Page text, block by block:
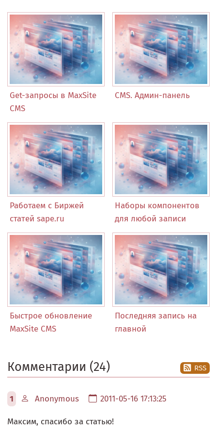
Get-запросы в MaxSite
CMS
CMS. Админ-панель
Работаем с Биржей
статей sape.ru
Наборы компонентов
для любой записи
Быстрое обновление
MaxSite CMS
Последняя запись на
главной
Комментарии (24) RSS
1 Anonymous 2011-05-16 17:13:25
Максим, спасибо за статью!